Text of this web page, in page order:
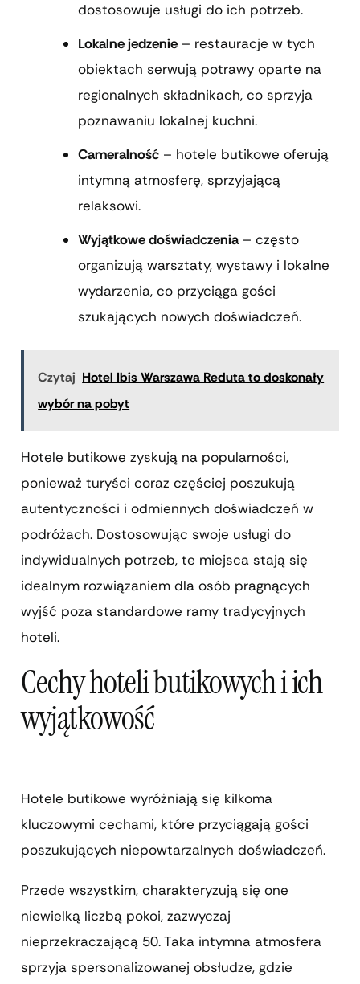
dostosowuje usługi do ich potrzeb.
Lokalne jedzenie – restauracje w tych
obiektach serwują potrawy oparte na
regionalnych składnikach, co sprzyja
poznawaniu lokalnej kuchni.
Cameralność – hotele butikowe oferują
intymną atmosferę, sprzyjającą
relaksowi.
Wyjątkowe doświadczenia– często
organizują warsztaty, wystawy i lokalne
wydarzenia, co przyciąga gości
szukających nowych doświadczeń.
Czytaj Hotel Ibis Warszawa Reduta to doskonały
wybór na pobyt
Hotele butikowe zyskują na popularności,
ponieważ turyści coraz częściej poszukują
autentyczności i odmiennych doświadczeń w
podróżach. Dostosowując swoje usługi do
indywidualnych potrzeb, te miejsca stają się
idealnym rozwiązaniem dla osób pragnących
wyjść poza standardowe ramy tradycyjnych
hoteli.
Cechy hoteli butikowych i ich
wyjątkowość
Hotele butikowe wyróżniają się kilkoma
kluczowymi cechami, które przyciągają gości
poszukujących niepowtarzalnych doświadczeń.
Przede wszystkim, charakteryzują się one
niewielką liczbą pokoi, zazwyczaj
nieprzekraczającą 50. Taka intymna atmosfera
sprzyja spersonalizowanej obsłudze, gdzie